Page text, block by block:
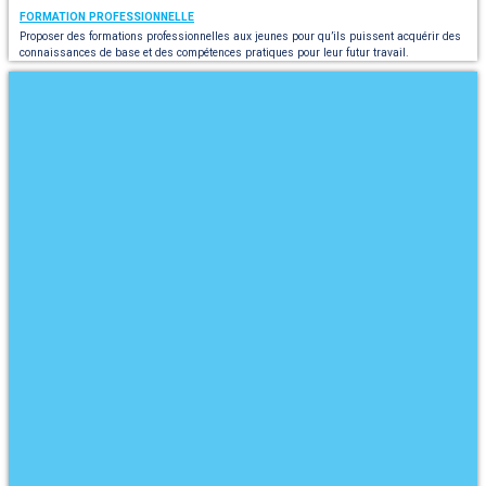
FORMATION PROFESSIONNELLE
Proposer des formations professionnelles aux jeunes pour qu’ils puissent acquérir des
connaissances de base et des compétences pratiques pour leur futur travail.